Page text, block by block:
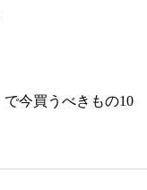
今買うべきもの10